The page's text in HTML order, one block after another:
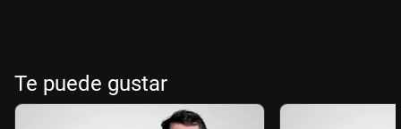
Te puede gustar